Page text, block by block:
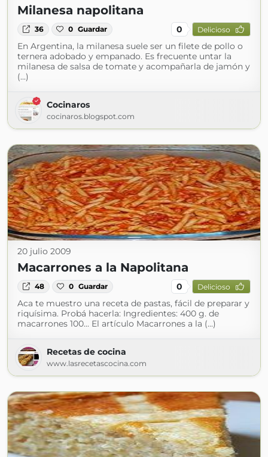
Milanesa napolitana
36 0 Guardar 0 Delicioso
En Argentina, la milanesa suele ser un filete de pollo o
ternera adobado y empanado. Es frecuente untar la
milanesa de salsa de tomate y acompañarla de jamón y
(...)
Cocinaros
cocinaros.blogspot.com
20 julio 2009
Macarrones a la Napolitana
48 0 Guardar 0 Delicioso
Aca te muestro una receta de pastas, fácil de preparar y
riquísima. Probá hacerla: Ingredientes: 400 g. de
macarrones 100... El artículo Macarrones a la (...)
Recetas de cocina
www.lasrecetascocina.com